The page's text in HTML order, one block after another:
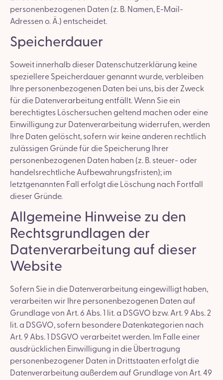
personenbezogenen Daten (z. B. Namen, E-Mail-
Adressen o. Ä.) entscheidet.
Speicherdauer
Soweit innerhalb dieser Datenschutzerklärung keine
speziellere Speicherdauer genannt wurde, verbleiben
Ihre personenbezogenen Daten bei uns, bis der Zweck
für die Datenverarbeitung entfällt. Wenn Sie ein
berechtigtes Löschersuchen geltend machen oder eine
Einwilligung zur Datenverarbeitung widerrufen, werden
Ihre Daten gelöscht, sofern wir keine anderen rechtlich
zulässigen Gründe für die Speicherung Ihrer
personenbezogenen Daten haben (z. B. steuer- oder
handelsrechtliche Aufbewahrungsfristen); im
letztgenannten Fall erfolgt die Löschung nach Fortfall
dieser Gründe.
Allgemeine Hinweise zu den
Rechtsgrundlagen der
Datenverarbeitung auf dieser
Website
Sofern Sie in die Datenverarbeitung eingewilligt haben,
verarbeiten wir Ihre personenbezogenen Daten auf
Grundlage von Art. 6 Abs. 1 lit. a DSGVO bzw. Art. 9 Abs. 2
lit. a DSGVO, sofern besondere Datenkategorien nach
Art. 9 Abs. 1 DSGVO verarbeitet werden. Im Falle einer
ausdrücklichen Einwilligung in die Übertragung
personenbezogener Daten in Drittstaaten erfolgt die
Datenverarbeitung außerdem auf Grundlage von Art. 49